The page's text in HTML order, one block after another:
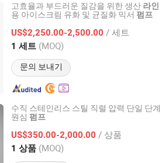
고효율과 부드러운 질감을 위한 생산 라인
용 아이스크림 유화 및 균질화 믹서 펌프
US$2,250.00-2,500.00 / 세트
1 세트 (MOQ)
문의 보내기
Pumps Co., Ltd.
이후 2022
수직 스테인리스 스틸 직렬 압력 단일 단계
원심 펌프
US$350.00-2,000.00 / 상품
1 상품 (MOQ)
Ltd.
이후 2023